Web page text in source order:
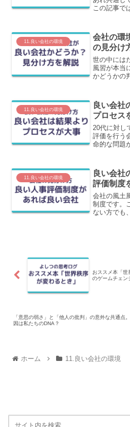
この記事で
11.良い会社の環境
会社の環
の見分け
世の中には
風習が本当
かどうかの
の見分け方
ます。
11.良い会社の環境
良い会社
プロセス
20代に対し
評価を行う
命的な問題
この理由を
11.良い会社の環境
良い会
評価制度
会社の風土
制度です。
ない方でも
おススメ本「世
のゲームチェン
「意思の弱さ」と「他人の批判」の意外な共通点
因は私たちのDNA？
ホーム 11.良い会社の環境